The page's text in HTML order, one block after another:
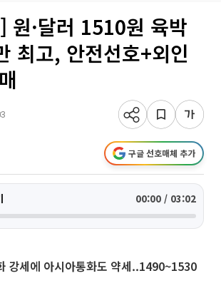
원·달러 1510원 육박
최고, 안전선호+외인
구글 선호매체 추가
00:00 / 03:02
강세에 아시아통화도 약세..1490~1530